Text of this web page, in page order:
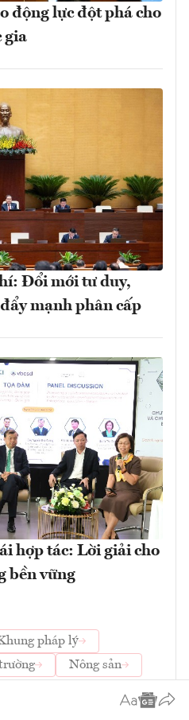
động lực đột phá cho
gia
Đổi mới tư duy,
mạnh phân cấp
hợp tác: Lời giải cho
bền vững
pháp lý
Nông sản